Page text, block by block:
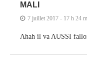
MALI
7 juillet 2017 - 17 h 24
Ahah il va AUSSI